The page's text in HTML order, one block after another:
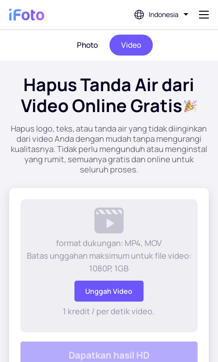
Indonesia
Editor Foto AI
Penghapus Latar Belakang
Penambah Foto
Pembuat Gambar Profil
Gambar Pembersihan
Pulihkan Foto Lama
Mewarnai Foto
Photo Video
Hapus Tanda Air dari
Video Online Gratis
Hapus logo, teks, atau tanda air yang tidak diinginkan
dari video Anda dengan mudah tanpa mengurangi
kualitasnya. Tidak perlu mengunduh atau menginstal
yang rumit, semuanya gratis dan online untuk
seluruh proses.
format dukungan: MP4, MOV
Batas unggahan maksimum untuk file video:
1080P, 1GB
Unggah Video
1 kredit / per detik video.
Dapatkan hasil HD